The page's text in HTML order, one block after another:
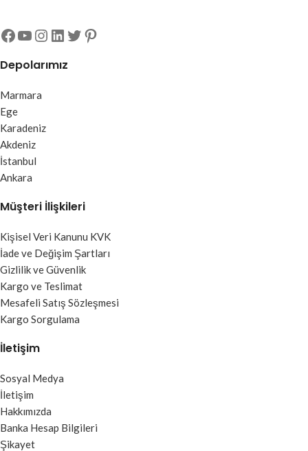
Depolarımız
Marmara
Ege
Karadeniz
Akdeniz
İstanbul
Ankara
Müşteri İlişkileri
Kişisel Veri Kanunu KVK
İade ve Değişim Şartları
Gizlilik ve Güvenlik
Kargo ve Teslimat
Mesafeli Satış Sözleşmesi
Kargo Sorgulama
İletişim
Sosyal Medya
İletişim
Hakkımızda
Banka Hesap Bilgileri
Şikayet